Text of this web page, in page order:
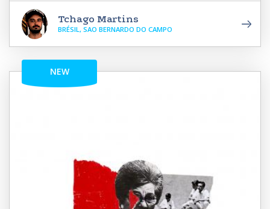
Tchago Martins
BRÉSIL, SAO BERNARDO DO CAMPO
NEW